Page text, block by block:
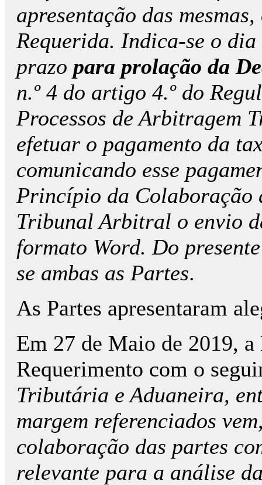
apresentação das
Requerida. Indica-se o dia
prazo para prolação da
n.º 4 do artigo 4.º do
Processos de Arbitragem
efetuar o pagamento da
comunicando esse
Princípio da Colaboração
Tribunal Arbitral o envio
formato Word. Do
se ambas as Partes.
As Partes apresentaram
Em 27 de Maio de 2019, a
Requerimento com o
Tributária e Aduaneira,
margem referenciados
colaboração das partes
relevante para a análise